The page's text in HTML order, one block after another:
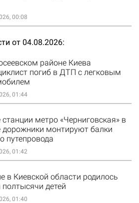
00:08
от 04.08.2026
районе Киева
погиб в ДТП с легковым
01:44
станции метро «Черниговская» в
дорожники монтируют балки
путепровода
01:42
в Киевской области родилось
полтысячи детей
01:40